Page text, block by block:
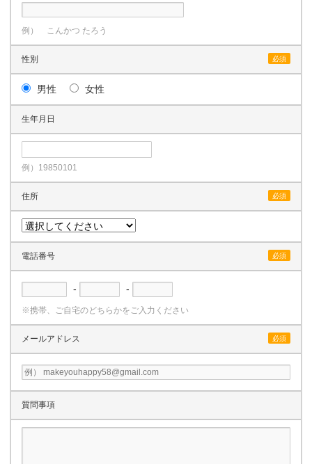
例） こんかつ たろう
性別 必須
男性 女性
生年月日
例）19850101
住所 必須
電話番号 必須
- -
※携帯、ご自宅のどちらかをご入力ください
メールアドレス 必須
質問事項